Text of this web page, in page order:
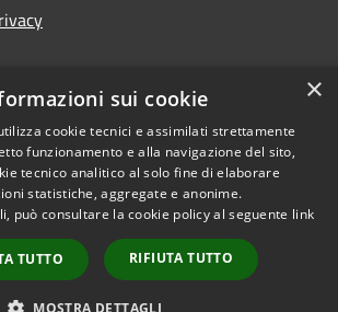
accessibilità
Copyright © 2026 • Città di
Cirié • Powered by
Municipium•
Accesso
redazione
×
sui cookie
cookie tecnici e assimilati strettamente
funzionamento e alla navigazione del sito,
tecnico analitico al solo fine di elaborare
statistiche, aggregate e anonime.
può consultare la cookie policy al seguente link
TUTTO RIFIUTA TUTTO
MOSTRA DETTAGLI